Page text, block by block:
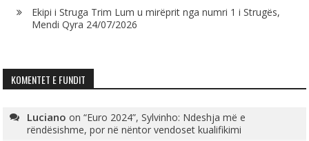
Ekipi i Struga Trim Lum u mirëprit nga numri 1 i Strugës,
Mendi Qyra 24/07/2026
KOMENTET E FUNDIT
Luciano on“Euro 2024”, Sylvinho: Ndeshja më e
rëndësishme, por në nëntor vendoset kualifikimi